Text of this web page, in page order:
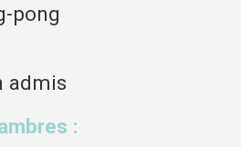
pong
admis
: